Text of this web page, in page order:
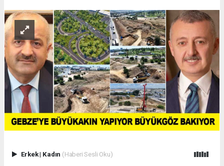
Erkek| Kadın (Haberi Sesli Oku)